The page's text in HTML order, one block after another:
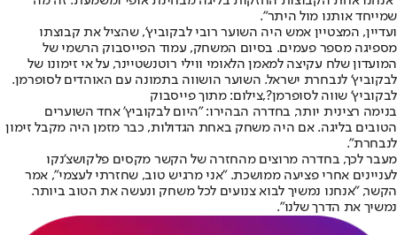
שמייחד אותנו מול היתר".
ועדיין, המצטיין אמש היה השוער רובי לבקוביץ', שהציל את קבוצתו
מספיגה מספר פעמים. בסיום המשחק, עמוד הפייסבוק הרשמי של
המועדון שלח עקיצה למאמן הלאומי ווילי רוטנשטיינר, על אי זימונו של
לבקוביץ' לנבחרת ישראל. השוער הושווה בתמונה עם האוהדים לסופרמן.
לבקוביץ' שווה לסופרמן?,צילום: מתוך פייסבוק
בנימה רצינית יותר, בחדרה הבהירו: "היום לבקוביץ' אחד השוערים
הטובים בליגה. אם היה משחק באחת הגדולות, כבר מזמן היה מקבל זימון
לנבחרת".
מעבר לכך, בחדרה מרוצים מהחזרה של הקשר מקסים פלקושצ'נקו
לעניינים אחרי פציעה ממושכת. "אני מרגיש טוב, שחזרתי לעצמי", אמר
הקשר, "אנחנו נמשיך לבוא צנועים לכל משחק ונעשה את הטוב ביותר.
נמשיך את הדרך שלנו".